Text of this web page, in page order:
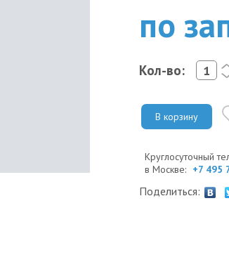
по
Кол-во:
В корзину
Круглосуточный
в Москве: +7 495
Поделиться: